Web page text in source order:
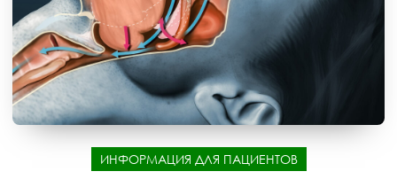
ИНФОРМАЦИЯ ДЛЯ ПАЦИЕНТОВ